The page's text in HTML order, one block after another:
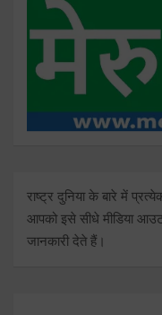
राष्ट्र दुनिया के बारे में
आपको इसे सीधे मीडिया
जानकारी देते हैं।